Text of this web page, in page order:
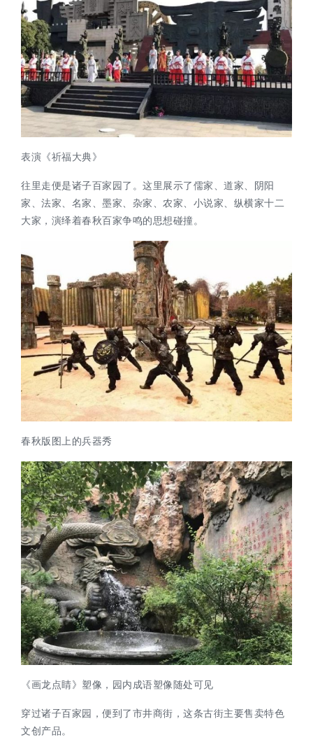
表演《祈福大典》
往里走便是诸子百家园了。这里展示了儒家、道家、阴阳
家、法家、名家、墨家、杂家、农家、小说家、纵横家十二
大家，演绎着春秋百家争鸣的思想碰撞。
春秋版图上的兵器秀
《画龙点睛》塑像，园内成语塑像随处可见
穿过诸子百家园，便到了市井商街，这条古街主要售卖特色
文创产品。